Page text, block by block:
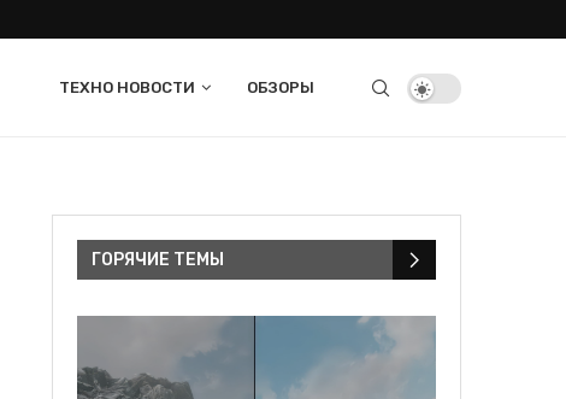
ТЕХНО НОВОСТИ ОБЗОРЫ
ГОРЯЧИЕ ТЕМЫ